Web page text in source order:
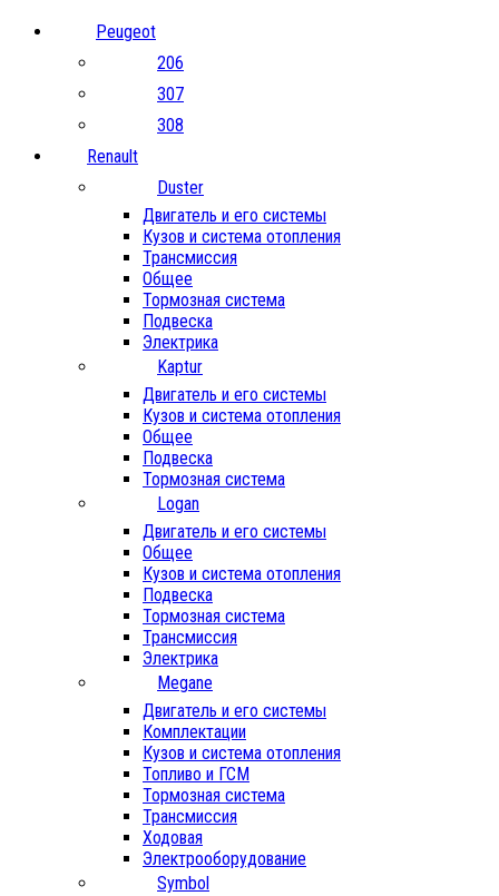
Peugeot
206
307
308
Renault
Duster
Двигатель и его системы
Кузов и система отопления
Трансмиссия
Общее
Тормозная система
Подвеска
Электрика
Kaptur
Двигатель и его системы
Кузов и система отопления
Общее
Подвеска
Тормозная система
Logan
Двигатель и его системы
Общее
Кузов и система отопления
Подвеска
Тормозная система
Трансмиссия
Электрика
Megane
Двигатель и его системы
Комплектации
Кузов и система отопления
Топливо и ГСМ
Тормозная система
Трансмиссия
Ходовая
Электрооборудование
Symbol